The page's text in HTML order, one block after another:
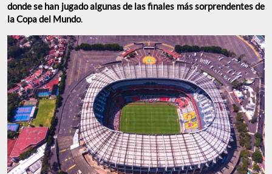
donde se han jugado algunas de las finales más sorprendentes de
la Copa del Mundo.